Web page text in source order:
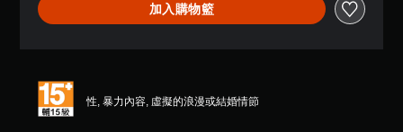
加入購物籃
性, 暴力內容, 虛擬的浪漫或結婚情節